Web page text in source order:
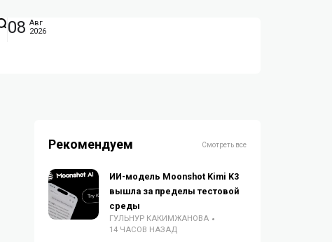
08 Авг
2026
Рекомендуем Смотреть все
ИИ-модель Moonshot Kimi K3
вышла за пределы тестовой
среды
ГУЛЬНУР КАКИМЖАНОВА
14 ЧАСОВ НАЗАД